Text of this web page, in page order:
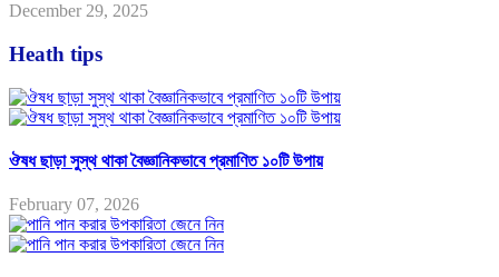
December 29, 2025
Heath tips
ঔষধ ছাড়া সুস্থ থাকা বৈজ্ঞানিকভাবে প্রমাণিত ১০টি উপায়
February 07, 2026